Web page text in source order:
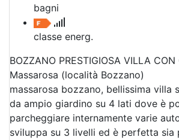
bagni
classe energ.
BOZZANO PRESTIGIOSA VILLA
Massarosa (località Bozzano)
massarosa bozzano, bellissima villa
da ampio giardino su 4 lati dove è
parcheggiare internamente varie
sviluppa su 3 livelli ed è perfetta sia